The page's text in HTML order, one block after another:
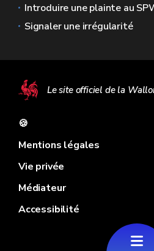
Introduire une plainte au
Signaler une irrégularité
Le site officiel de la
🍪
Mentions légales
Vie privée
Médiateur
Accessibilité